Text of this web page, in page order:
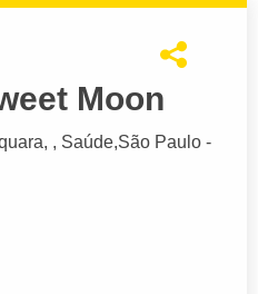
Moon
, , Saúde,São Paulo -